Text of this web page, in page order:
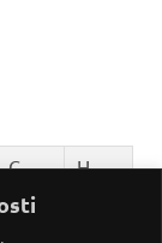
С
Н
1